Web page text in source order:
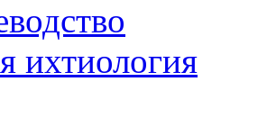
ихтиология